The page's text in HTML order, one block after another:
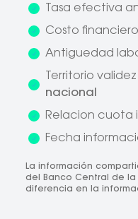
Tasa efectiva
Costo
Antiguedad
Territorio
nacional
Relacion cuota
Fecha
La información
del Banco Central de
diferencia en la